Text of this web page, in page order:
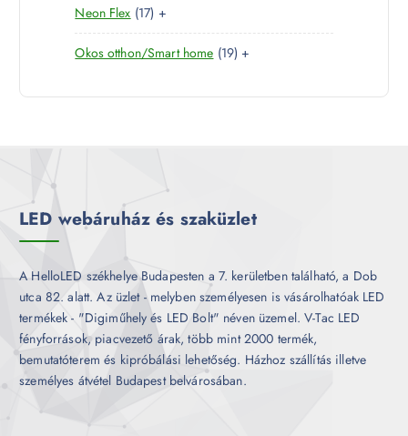
k
m
e
r
é
Neon Flex 171
7
t
r
+
Okos otthon/Smart home 191
t
+
LED webáruház és szaküzlet
A HelloLED székhelye Budapesten a 7. kerületben található, a Dob
utca 82. alatt. Az üzlet - melyben személyesen is vásárolhatóak LED
termékek - "Digiműhely és LED Bolt" néven üzemel. V-Tac LED
fényforrások, piacvezető árak, több mint 2000 termék,
bemutatóterem és kipróbálási lehetőség. Házhoz szállítás illetve
személyes átvétel Budapest belvárosában.